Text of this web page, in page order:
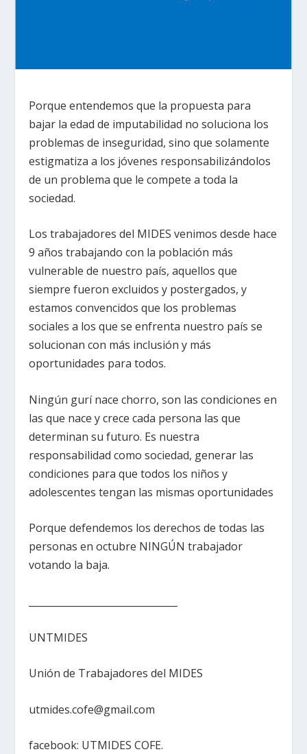
Porque entendemos que la propuesta para
bajar la edad de imputabilidad no soluciona los
problemas de inseguridad, sino que solamente
estigmatiza a los jóvenes responsabilizándolos
de un problema que le compete a toda la
sociedad.
Los trabajadores del MIDES venimos desde hace
9 años trabajando con la población más
vulnerable de nuestro país, aquellos que
siempre fueron excluidos y postergados, y
estamos convencidos que los problemas
sociales a los que se enfrenta nuestro país se
solucionan con más inclusión y más
oportunidades para todos.
Ningún gurí nace chorro, son las condiciones en
las que nace y crece cada persona las que
determinan su futuro. Es nuestra
responsabilidad como sociedad, generar las
condiciones para que todos los niños y
adolescentes tengan las mismas oportunidades
Porque defendemos los derechos de todas las
personas en octubre NINGÚN trabajador
votando la baja.
UNTMIDES
Unión de Trabajadores del MIDES
utmides.cofe@gmail.com
facebook: UTMIDES COFE.